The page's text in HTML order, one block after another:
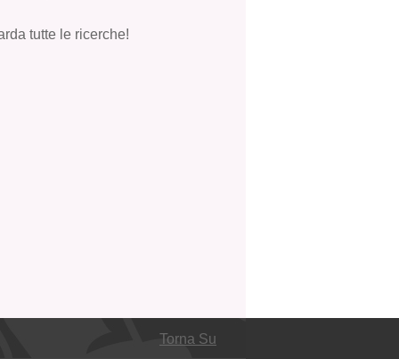
tutte le ricerche!
Torna Su